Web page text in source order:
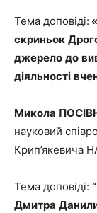
Тема доповіді: «
скриньок
джерело до
діяльності
Микола
науковий
Крип’якевича
Тема доповіді:
Дмитра